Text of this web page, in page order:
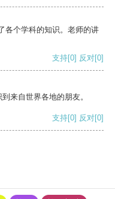
各个学科的知识。老师的讲
支持[0] 反对[0]
来自世界各地的朋友。
支持[0] 反对[0]